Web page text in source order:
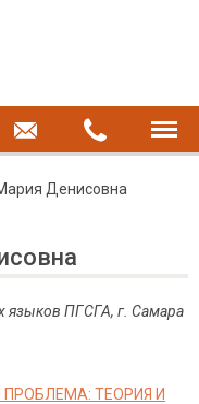
Денисовна
языков ПГСГА, г. Самара
ТЕОРИЯ И